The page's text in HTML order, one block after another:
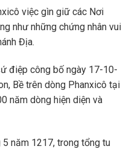
việc gìn giữ các Nơi
như những chứng nhân vui
Địa.
điệp công bố ngày 17-10-
Bề trên dòng Phanxicô tại
năm dòng hiện diện và
năm 1217, trong tổng tu